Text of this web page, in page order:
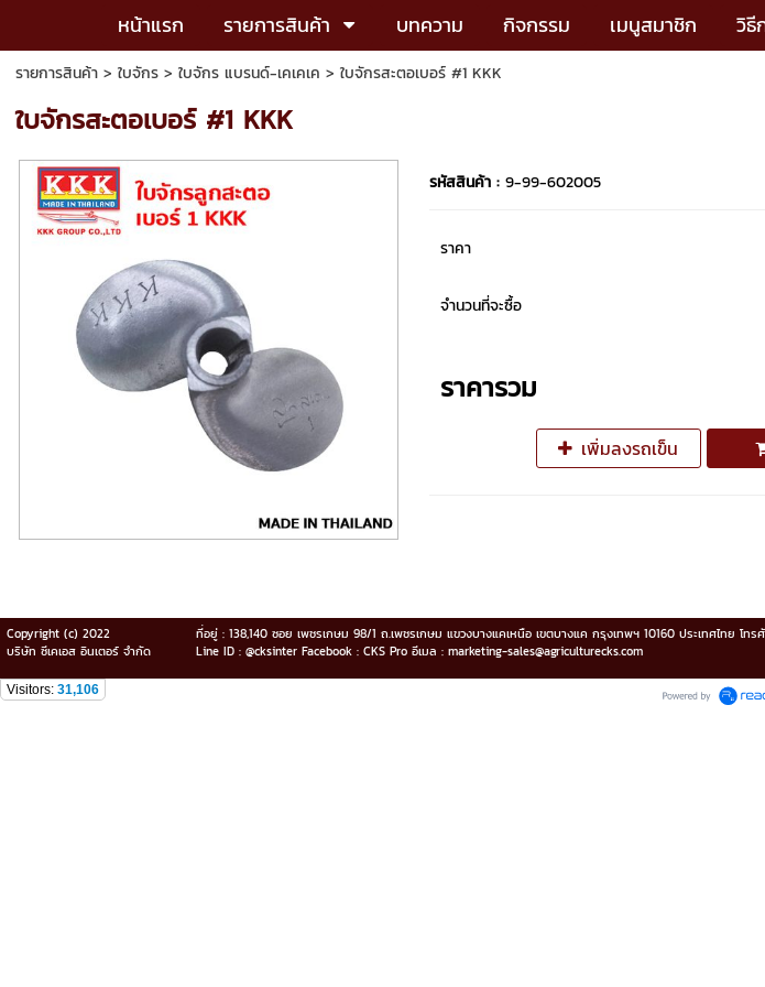
หน้าแรก รายการสินค้า บทความ กิจกรรม เมนูสมาชิก วิธี
รายการสินค้า> ใบจักร> ใบจักร แบรนด์-เคเคเค > ใบจักรสะตอเบอร์ #1 KKK
ใบจักรสะตอเบอร์ #1 KKK
รหัสสินค้า : 9-99-602005
ราคา
จำนวนที่จะซื้อ
ราคารวม
เพิ่มลงรถเข็น
Copyright (c) 2022
บริษัท ซีเคเอส อินเตอร์ จำกัด
ที่อยู่ : 138,140 ซอย เพชรเกษม 98/1 ถ.เพชรเกษม แขวงบางแคเหนือ เขตบางแค กรุงเทพฯ 10160 ประเทศไทย โท
Line ID : @cksinter Facebook : CKS Pro อีเมล : marketing-sales@agriculturecks.com
Visitors: 31,106